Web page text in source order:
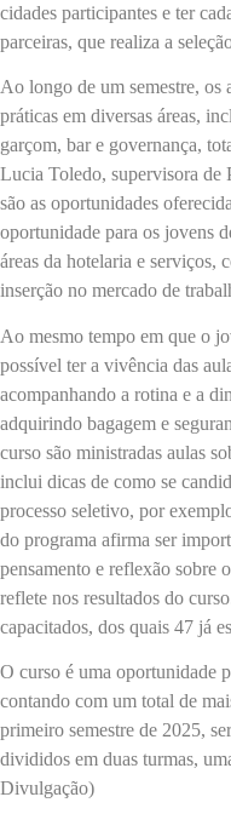
cidades participantes e ter
parceiras, que realiza a
Ao longo de um semestre, os
práticas em diversas áreas,
garçom, bar e governança,
Lucia Toledo, supervisora de
são as oportunidades
oportunidade para os jovens
áreas da hotelaria e serviços,
inserção no mercado de
Ao mesmo tempo em que o
possível ter a vivência das
acompanhando a rotina e a
adquirindo bagagem e
curso são ministradas aulas
inclui dicas de como se
processo seletivo, por
do programa afirma ser
pensamento e reflexão sobre
reflete nos resultados do
capacitados, dos quais 47 já
O curso é uma oportunidade
contando com um total de
primeiro semestre de 2025,
divididos em duas turmas,
Divulgação)